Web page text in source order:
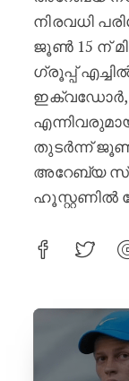
നിരവധി
ജൂൺ 15 ന്
ഗ്രൂപ്പ്
ഇക്വഡോർ,
തുടർന്ന് ജൂൺ
അറേബ്യ
ഹൂസ്റ്റണിൽ